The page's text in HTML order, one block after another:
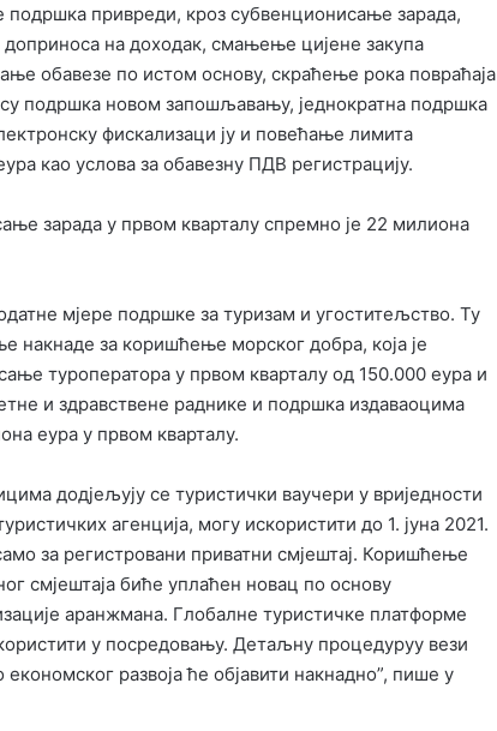
подршка привреди, кроз субвенционисање зарада,
на доходак, смањење цијене закупа
обавезе по истом основу, скраћење рока повраћаја
подршка новом запошљавању, једнократна подршка
фискализаци ју и повећање лимита
као услова за обавезну ПДВ регистрацију.
зарада у првом кварталу спремно је 22 милиона
мјере подршке за туризам и угоститељство. Ту
накнаде за коришћење морског добра, која је
туроператора у првом кварталу од 150.000 еура и
и здравствене раднике и подршка издаваоцима
еура у првом кварталу.
додјељују се туристички ваучери у вриједности
агенција, могу искористити до 1. јуна 2021.
за регистровани приватни смјештај. Коришћење
смјештаја биће уплаћен новац по основу
аранжмана. Глобалне туристичке платформе
у посредовању. Детаљну процедуруу вези
развоја ће објавити накнадно”, пише у